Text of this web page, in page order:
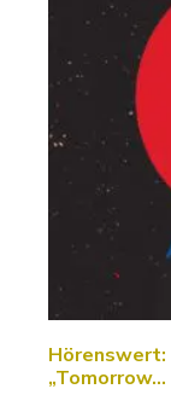
„Tomorrow…